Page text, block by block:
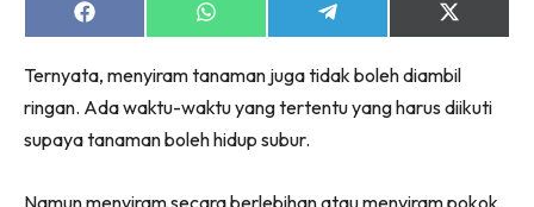
Share
on
Share
on
Share
on
Share
on
(Twitter)
Ternyata, menyiram tanaman juga tidak boleh diambil
ringan. Ada waktu-waktu yang tertentu yang harus diikuti
supaya tanaman boleh hidup subur.
Namun menyiram secara berlebihan atau menyiram pokok